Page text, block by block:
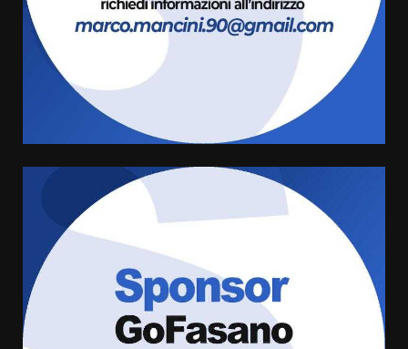
Carta d’identità: continua il piano
di aperture straordinarie del
Comune di Fasano
cittadina di Fratelli d’Italia,
pronta a tornare in Consiglio
comunale
6 Agosto 2026 08:00
Cura dei beni comuni e
cittadinanza attiva: online
l’avviso per la gestione
condivisa della Villetta di
Laureto